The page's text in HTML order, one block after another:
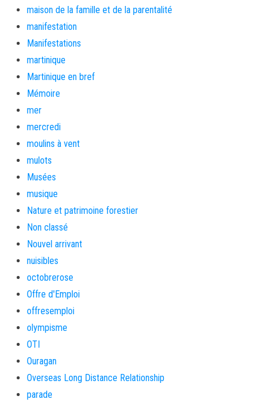
maison de la famille et de la parentalité
manifestation
Manifestations
martinique
Martinique en bref
Mémoire
mer
mercredi
moulins à vent
mulots
Musées
musique
Nature et patrimoine forestier
Non classé
Nouvel arrivant
nuisibles
octobrerose
Offre d'Emploi
offresemploi
olympisme
OTI
Ouragan
Overseas Long Distance Relationship
parade